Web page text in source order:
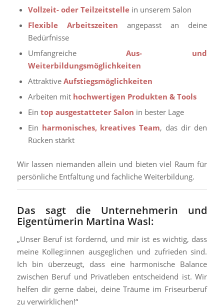
Vollzeit- oder Teilzeitstellein unserem Salon
Flexible Arbeitszeiten angepasst an deine
Bedürfnisse
UmfangreicheAus- und
Weiterbildungsmöglichkeiten
Attraktive Aufstiegsmöglichkeiten
Arbeiten mit hochwertigen Produkten & Tools
Ein top ausgestatteter Salon in bester Lage
Ein harmonisches, kreatives Team, das dir den
Rücken stärkt
Wir lassen niemanden allein und bieten viel Raum für
persönliche Entfaltung und fachliche Weiterbildung.
Das sagt die Unternehmerin und
Eigentümerin Martina Wasl:
„Unser Beruf ist fordernd, und mir ist es wichtig, dass
meine Kolleg:innen ausgeglichen und zufrieden sind.
Ich bin überzeugt, dass eine harmonische Balance
zwischen Beruf und Privatleben entscheidend ist. Wir
helfen dir gerne dabei, deine Träume im Friseurberuf
zu verwirklichen!“